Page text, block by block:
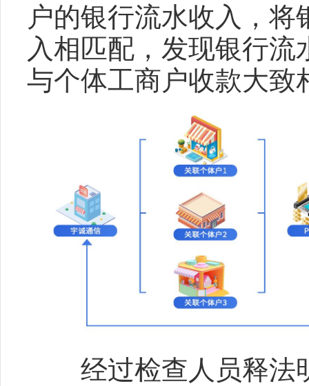
户的银行流水收入，
入相匹配，发现银行
与个体工商户收款大致
经过检查人员释法明